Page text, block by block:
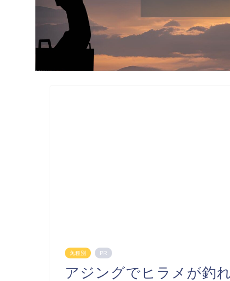
魚種別 PR
アジングでヒラメが釣